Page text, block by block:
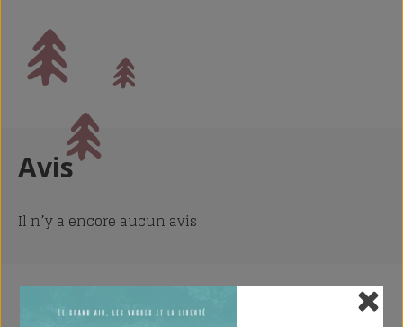
Avis
Il n’y a encore aucun avis